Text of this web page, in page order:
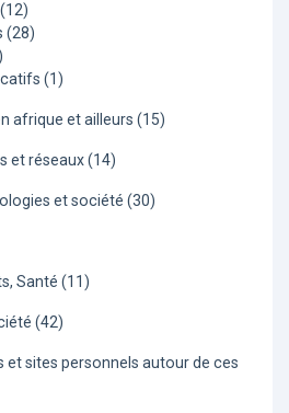
(28)
(1)
afrique et ailleurs (15)
et réseaux (14)
et société (30)
Santé (11)
(42)
et sites personnels autour de ces